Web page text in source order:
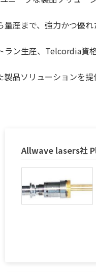
産まで、強力かつ優れ
ン生産、 Telcordia資
品ソリューションを提
Allwave lasers社